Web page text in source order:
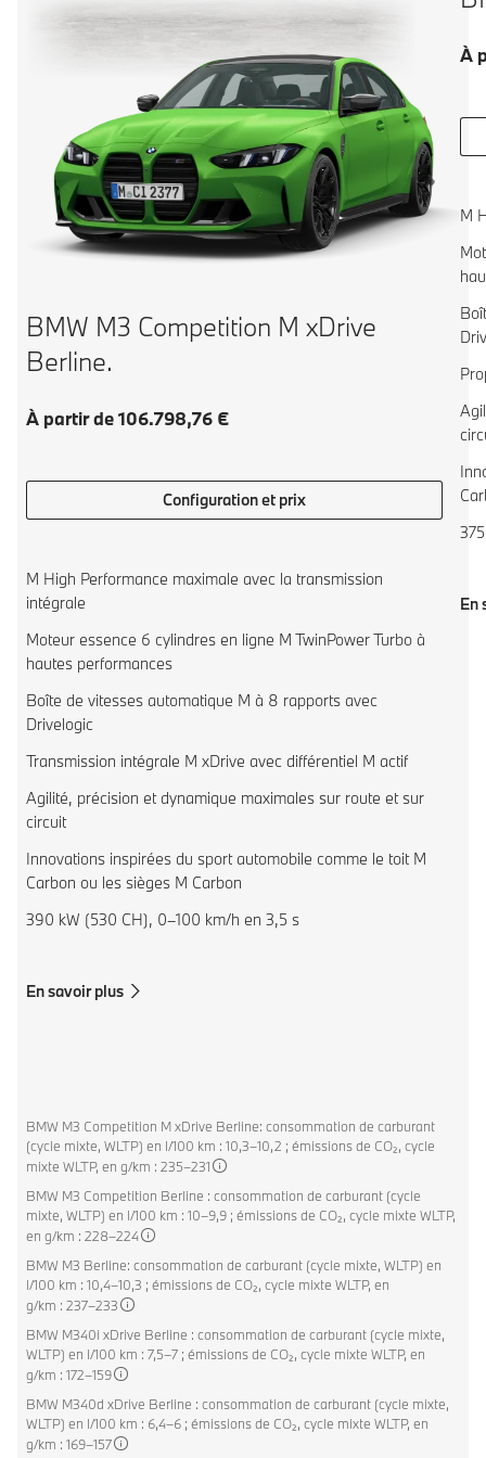
BMW M3 Competition M xDrive
Berline.
À partir de 106.798,76 €
Configuration et prix
M High Performance maximale avec la transmission
intégrale
Moteur essence 6 cylindres en ligne M TwinPower Turbo à
hautes performances
Boîte de vitesses automatique M à 8 rapports avec
Drivelogic
Transmission intégrale M xDrive avec différentiel M actif
Agilité, précision et dynamique maximales sur route et sur
circuit
Innovations inspirées du sport automobile comme le toit M
Carbon ou les sièges M Carbon
390 kW (530 CH), 0–100 km/h en 3,5 s
En savoir plus
À
M
En
BMW M3 Competition M xDrive Berline: consommation de carburant
(cycle mixte, WLTP) en l/100 km : 10,3–10,2 ; émissions de CO₂, cycle
mixte WLTP, en g/km : 235–231
BMW M3 Competition Berline : consommation de carburant (cycle
mixte, WLTP) en l/100 km : 10–9,9 ; émissions de CO₂, cycle mixte WLTP,
en g/km : 228–224
BMW M3 Berline: consommation de carburant (cycle mixte, WLTP) en
l/100 km : 10,4–10,3 ; émissions de CO₂, cycle mixte WLTP, en
g/km : 237–233
BMW M340i xDrive Berline : consommation de carburant (cycle mixte,
WLTP) en l/100 km : 7,5–7 ; émissions de CO₂, cycle mixte WLTP, en
g/km : 172–159
BMW M340d xDrive Berline : consommation de carburant (cycle mixte,
WLTP) en l/100 km : 6,4–6 ; émissions de CO₂, cycle mixte WLTP, en
g/km : 169–157